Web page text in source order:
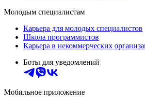
Молодым специалистам
Карьера для молодых специалистов
Школа программистов
Карьера в некоммерческих
Боты для уведомлений
Мобильное приложение